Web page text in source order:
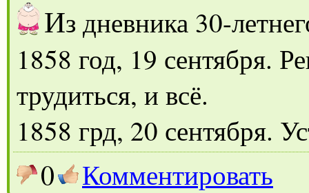
Из дневника 30-
1858 год, 19 сентября.
трудиться, и всё.
1858 грд, 20 сентября.
0
Комментировать